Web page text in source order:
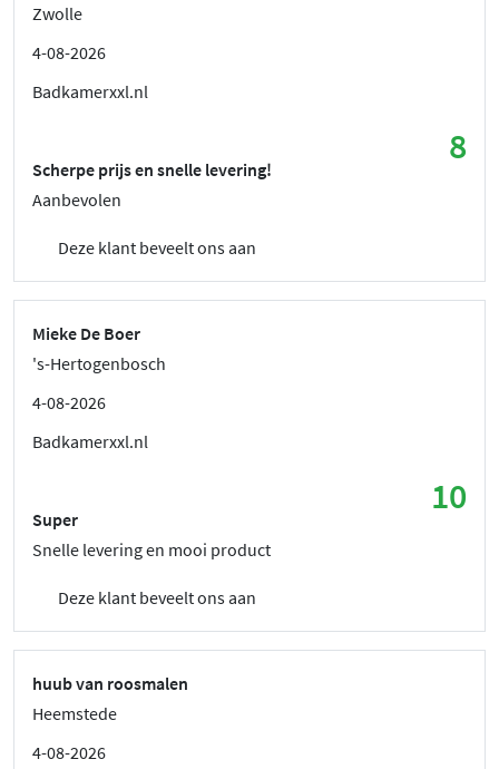
Zwolle
4-08-2026
Badkamerxxl.nl
8
Scherpe prijs en snelle levering!
Aanbevolen
Deze klant beveelt ons aan
Mieke De Boer
's-Hertogenbosch
4-08-2026
Badkamerxxl.nl
10
Super
Snelle levering en mooi product
Deze klant beveelt ons aan
huub van roosmalen
Heemstede
4-08-2026